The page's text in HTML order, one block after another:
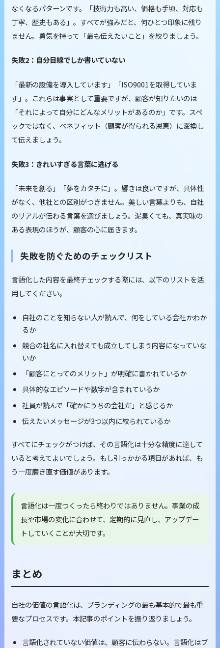
なくなるパターンです。「技術力も高い、価格も手頃、対応も
丁寧、歴史もある」。すべてが強みだと、何ひとつ印象に残り
ません。勇気を持って「最も伝えたいこと」を絞りましょう。
失敗2：自分目線でしか書いていない
「最新の設備を導入しています」「ISO9001を取得していま
す」。これらは事実として重要ですが、顧客が知りたいのは
「それによって自分にどんなメリットがあるのか」です。スペ
ックではなく、ベネフィット（顧客が得られる恩恵）に変換し
て伝えましょう。
失敗3：きれいすぎる言葉に逃げる
「未来を創る」「夢をカタチに」。響きは良いですが、具体性
がなく、他社との区別がつきません。美しい言葉よりも、自社
のリアルが伝わる言葉を選びましょう。泥臭くても、真実味の
ある表現のほうが、顧客の心に届きます。
失敗を防ぐためのチェックリスト
言語化した内容を最終チェックする際には、以下のリストを活
用してください。
自社のことを知らない人が読んで、何をしている会社かわか
るか
競合の社名に入れ替えても成立してしまう内容になっていな
いか
「顧客にとってのメリット」が明確に書かれているか
具体的なエピソードや数字が含まれているか
社員が読んで「確かにうちの会社だ」と感じるか
伝えたいメッセージが3つ以内に絞られているか
すべてにチェックがつけば、その言語化は十分な精度に達して
いると考えてよいでしょう。もし引っかかる項目があれば、も
う一度磨き直す価値があります。
言語化は一度つくったら終わりではありません。事業の成
長や市場の変化に合わせて、定期的に見直し、アップデー
トしていくことが大切です。
まとめ
自社の価値の言語化は、ブランディングの最も基本的で最も重
要なプロセスです。本記事のポイントを振り返りましょう。
言語化されていない価値は、顧客に伝わらない。言語化はブ